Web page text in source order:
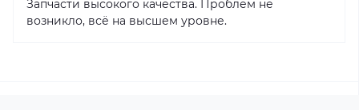
Запчасти высокого качества. Проблем не
возникло, всё на высшем уровне.